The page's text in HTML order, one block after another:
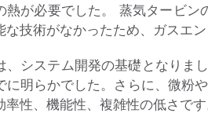
熱が必要でした。 蒸気タービ
な技術がなかったため、ガスエ
、システム開発の基礎となりま
に明らかでした。さらに、微粉
率性、機能性、複雑性の低さです